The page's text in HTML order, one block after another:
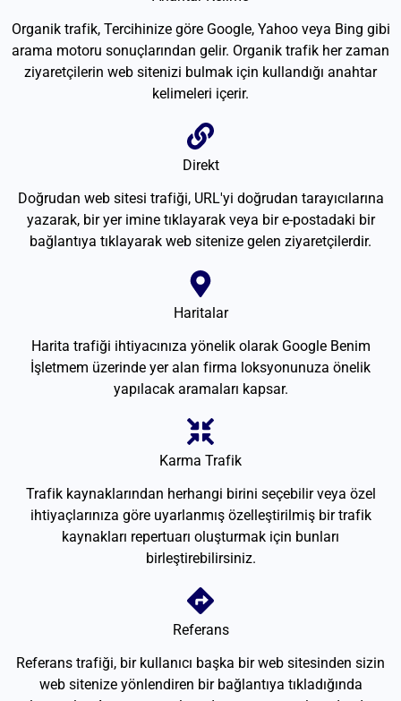
Organik trafik, Tercihinize göre Google, Yahoo veya Bing gibi
arama motoru sonuçlarından gelir. Organik trafik her zaman
ziyaretçilerin web sitenizi bulmak için kullandığı anahtar
kelimeleri içerir.
Direkt
Doğrudan web sitesi trafiği, URL'yi doğrudan tarayıcılarına
yazarak, bir yer imine tıklayarak veya bir e-postadaki bir
bağlantıya tıklayarak web sitenize gelen ziyaretçilerdir.
Haritalar
Harita trafiği ihtiyacınıza yönelik olarak Google Benim
İşletmem üzerinde yer alan firma loksyonunuza önelik
yapılacak aramaları kapsar.
Karma Trafik
Trafik kaynaklarından herhangi birini seçebilir veya özel
ihtiyaçlarınıza göre uyarlanmış özelleştirilmiş bir trafik
kaynakları repertuarı oluşturmak için bunları
birleştirebilirsiniz.
Referans
Referans trafiği, bir kullanıcı başka bir web sitesinden sizin
web sitenize yönlendiren bir bağlantıya tıkladığında